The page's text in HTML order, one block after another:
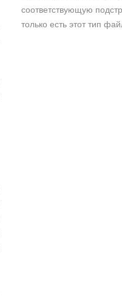
соответствующую
только есть этот тип